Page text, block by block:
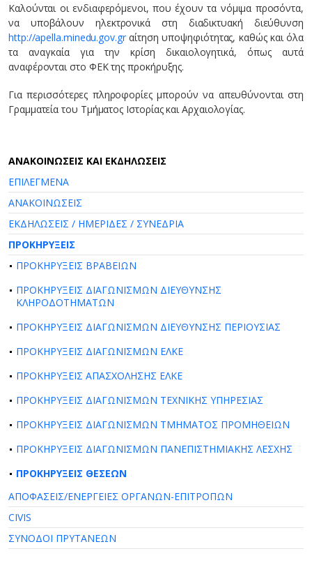
Καλούνται οι ενδιαφερόμενοι, που έχουν τα νόμιμα προσόντα,
να υποβάλουν ηλεκτρονικά στη διαδικτυακή διεύθυνση
http://apella.minedu.gov.grαίτηση υποψηφιότητας, καθώς και όλα
τα αναγκαία για την κρίση δικαιολογητικά, όπως αυτά
αναφέρονται στο ΦΕΚ της προκήρυξης.
Για περισσότερες πληροφορίες μπορούν να απευθύνονται στη
Γραμματεία του Τμήματος Ιστορίας και Αρχαιολογίας.
AΝΑΚΟΙΝΩΣΕΙΣ ΚΑΙ ΕΚΔΗΛΩΣΕΙΣ
ΕΠΙΛΕΓΜΕΝΑ
ΑΝΑΚΟΙΝΩΣΕΙΣ
ΕΚΔΗΛΩΣΕΙΣ / ΗΜΕΡΙΔΕΣ / ΣΥΝΕΔΡΙΑ
ΠΡΟΚΗΡΥΞΕΙΣ
ΠΡΟΚΗΡΥΞΕΙΣ ΒΡΑΒΕΙΩΝ
ΠΡΟΚΗΡΥΞΕΙΣ ΔΙΑΓΩΝΙΣΜΩΝ ΔΙΕΥΘΥΝΣΗΣ
ΚΛΗΡΟΔΟΤΗΜΑΤΩΝ
ΠΡΟΚΗΡΥΞΕΙΣ ΔΙΑΓΩΝΙΣΜΩΝ ΔΙΕΥΘΥΝΣΗΣ ΠΕΡΙΟΥΣΙΑΣ
ΠΡΟΚΗΡΥΞΕΙΣ ΔΙΑΓΩΝΙΣΜΩΝ ΕΛΚΕ
ΠΡΟΚΗΡΥΞΕΙΣ ΑΠΑΣΧΟΛΗΣΗΣ ΕΛΚΕ
ΠΡΟΚΗΡΥΞΕΙΣ ΔΙΑΓΩΝΙΣΜΩΝ ΤΕΧΝΙΚΗΣ ΥΠΗΡΕΣΙΑΣ
ΠΡΟΚΗΡΥΞΕΙΣ ΔΙΑΓΩΝΙΣΜΩΝ ΤΜΗΜΑΤΟΣ ΠΡΟΜΗΘΕΙΩΝ
ΠΡΟΚΗΡΥΞΕΙΣ ΔΙΑΓΩΝΙΣΜΩΝ ΠΑΝΕΠΙΣΤΗΜΙΑΚΗΣ ΛΕΣΧΗΣ
ΠΡΟΚΗΡΥΞΕΙΣ ΘΕΣΕΩΝ
ΑΠΟΦΑΣΕΙΣ/ΕΝΕΡΓΕΙΕΣ ΟΡΓΑΝΩΝ-ΕΠΙΤΡΟΠΩΝ
CIVIS
ΣΥΝΟΔΟΙ ΠΡΥΤΑΝΕΩΝ